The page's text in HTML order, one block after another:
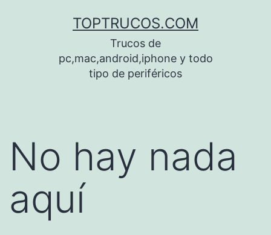
TOPTRUCOS.COM
Trucos de
pc,mac,android,iphone y todo
tipo de periféricos
No hay nada
aquí